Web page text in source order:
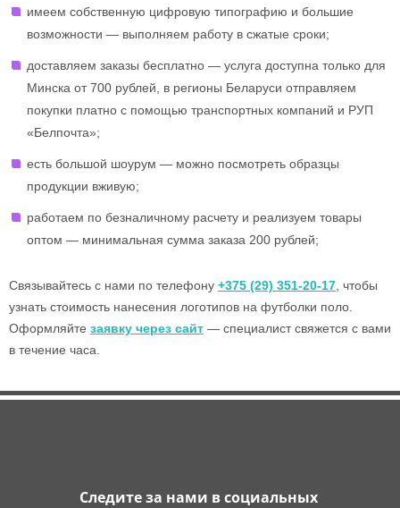
имеем собственную цифровую типографию и большие
возможности — выполняем работу в сжатые сроки;
доставляем заказы бесплатно — услуга доступна только для
Минска от 700 рублей, в регионы Беларуси отправляем
покупки платно с помощью транспортных компаний и РУП
«Белпочта»;
есть большой шоурум — можно посмотреть образцы
продукции вживую;
работаем по безналичному расчету и реализуем товары
оптом — минимальная сумма заказа 200 рублей;
Связывайтесь с нами по телефону +375 (29) 351-20-17 , чтобы
узнать стоимость нанесения логотипов на футболки поло.
Оформляйте заявку через сайт — специалист свяжется с вами
в течение часа.
Следите за нами в социальных